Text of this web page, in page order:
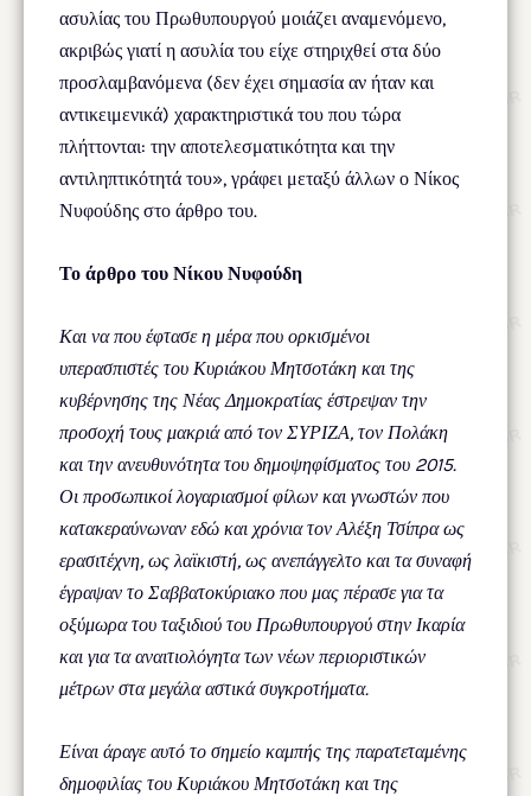
ασυλίας του Πρωθυπουργού μοιάζει αναμενόμενο,
ακριβώς γιατί η ασυλία του είχε στηριχθεί στα δύο
προσλαμβανόμενα (δεν έχει σημασία αν ήταν και
αντικειμενικά) χαρακτηριστικά του που τώρα
πλήττονται: την αποτελεσματικότητα και την
αντιληπτικότητά του», γράφει μεταξύ άλλων ο Νίκος
Νυφούδης στο άρθρο του.
Το άρθρο του Νίκου Νυφούδη
Και να που έφτασε η μέρα που ορκισμένοι
υπερασπιστές του Κυριάκου Μητσοτάκη και της
κυβέρνησης της Νέας Δημοκρατίας έστρεψαν την
προσοχή τους μακριά από τον ΣΥΡΙΖΑ, τον Πολάκη
και την ανευθυνότητα του δημοψηφίσματος του 2015.
Οι προσωπικοί λογαριασμοί φίλων και γνωστών που
κατακεραύνωναν εδώ και χρόνια τον Αλέξη Τσίπρα ως
ερασιτέχνη, ως λαϊκιστή, ως ανεπάγγελτο και τα συναφή
έγραψαν το Σαββατοκύριακο που μας πέρασε για τα
οξύμωρα του ταξιδιού του Πρωθυπουργού στην Ικαρία
και για τα αναιτιολόγητα των νέων περιοριστικών
μέτρων στα μεγάλα αστικά συγκροτήματα.
Είναι άραγε αυτό το σημείο καμπής της παρατεταμένης
δημοφιλίας του Κυριάκου Μητσοτάκη και της